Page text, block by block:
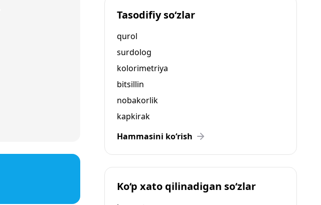
Tasodifiy so‘zlar
qurol
surdolog
kolorimetriya
bitsillin
nobakorlik
kapkirak
Hammasini ko‘rish
Ko‘p xato qilinadigan so‘zlar